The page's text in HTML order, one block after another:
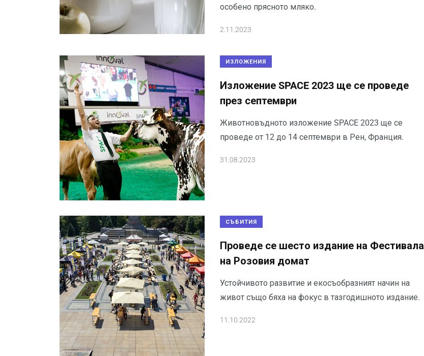
особено прясното мляко.
2.11.2023
ИЗЛОЖЕНИЯ
Изложение SPACE 2023 ще се проведе
през септември
Животновъдното изложение SPACE 2023 ще се
проведе от 12 до 14 септември в Рен, Франция.
31.08.2023
СЪБИТИЯ
Проведе се шесто издание на Фестивала
на Розовия домат
Устойчивото развитие и екосъобразният начин на
живот също бяха на фокус в тазгодишното издание.
11.10.2022